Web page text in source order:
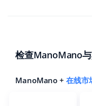
检查ManoMano与
ManoMano + 在线市